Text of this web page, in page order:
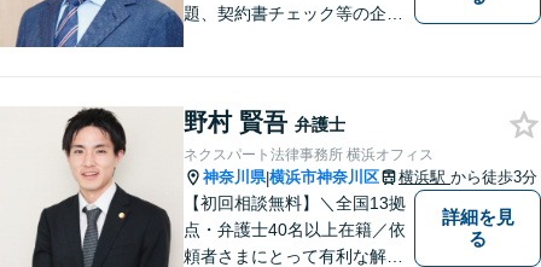
題、契約書チェック等の企業
ど、暮らしに関わる事案の解
決にも注力。【電話・メール
相談可】
野村 賢吾 弁護士
ネクスパート法律事務所 横浜オフィス
神奈川県|横浜市神奈川区 横浜駅 から徒歩3分
【初回相談無料】＼全国13拠
点・弁護士40名以上在籍／依
頼者さまにとって有利な解決
詳細を見
る